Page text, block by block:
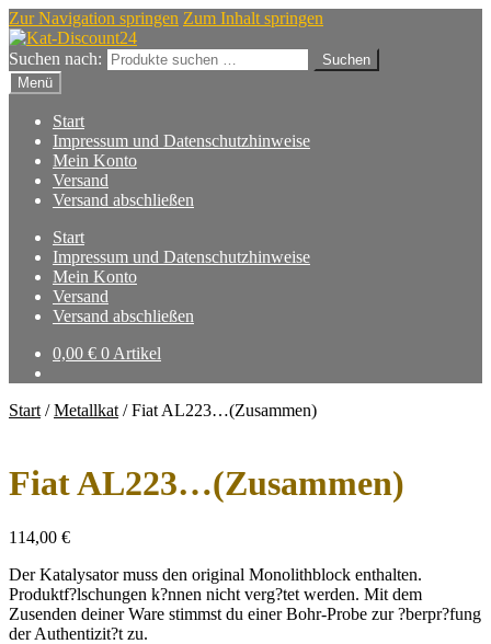
Zur Navigation springen Zum Inhalt springen
Suchen nach:
Suchen
Menü
Start
Impressum und Datenschutzhinweise
Mein Konto
Versand
Versand abschließen
Start
Impressum und Datenschutzhinweise
Mein Konto
Versand
Versand abschließen
0,00 € 0 Artikel
Start /Metallkat /Fiat AL223…(Zusammen)
Fiat AL223…(Zusammen)
114,00 €
Der Katalysator muss den original Monolithblock enthalten.
Produktf?lschungen k?nnen nicht verg?tet werden. Mit dem
Zusenden deiner Ware stimmst du einer Bohr-Probe zur ?berpr?fung
der Authentizit?t zu.